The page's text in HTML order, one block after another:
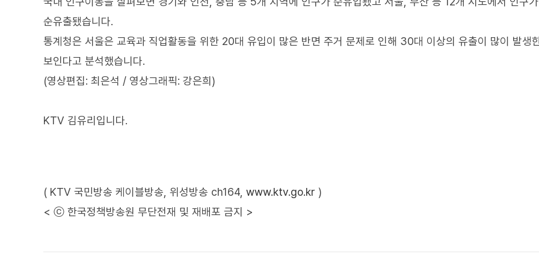
순유출됐습니다.
통계청은 서울은 교육과 직업활동을 위한 20대 유입이 많은 반면 주거 문제로 인해 30대 이상의 유출이 많이 발생
보인다고 분석했습니다.
(영상편집: 최은석 / 영상그래픽: 강은희)
KTV 김유리입니다.
( KTV 국민방송 케이블방송, 위성방송 ch164, www.ktv.go.kr )
< ⓒ 한국정책방송원 무단전재 및 재배포 금지 >